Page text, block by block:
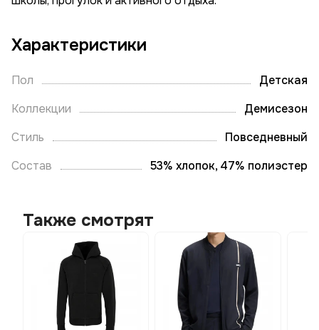
Характеристики
Пол
Детская
Коллекции
Демисезон
Стиль
Повседневный
Состав
53% хлопок, 47% полиэстер
Также смотрят